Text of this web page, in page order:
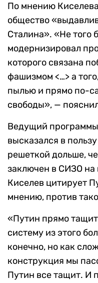
По мнению
общество
Сталина». «Не того
модернизировал
которого связана
фашизмом <…> а
пылью и прямо по-
свободы», —
Ведущий
высказался в
решеткой дольше,
заключен в СИЗО на
Киселев цитирует
мнению, против
«Путин прямо
систему из этого
конечно, но как
конструкция мы
Путин все тащит. И